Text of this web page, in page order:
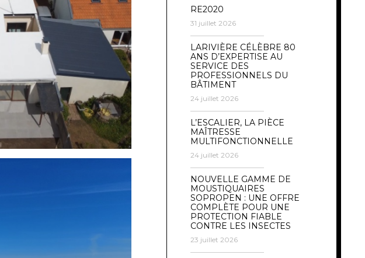
RE2020
31 juillet 2026
LARIVIÈRE CÉLÈBRE 80
ANS D’EXPERTISE AU
SERVICE DES
PROFESSIONNELS DU
BÂTIMENT
24 juillet 2026
L’ESCALIER, LA PIÈCE
MAÎTRESSE
MULTIFONCTIONNELLE
24 juillet 2026
NOUVELLE GAMME DE
MOUSTIQUAIRES
SOPROPEN : UNE OFFRE
COMPLÈTE POUR UNE
PROTECTION FIABLE
CONTRE LES INSECTES
23 juillet 2026